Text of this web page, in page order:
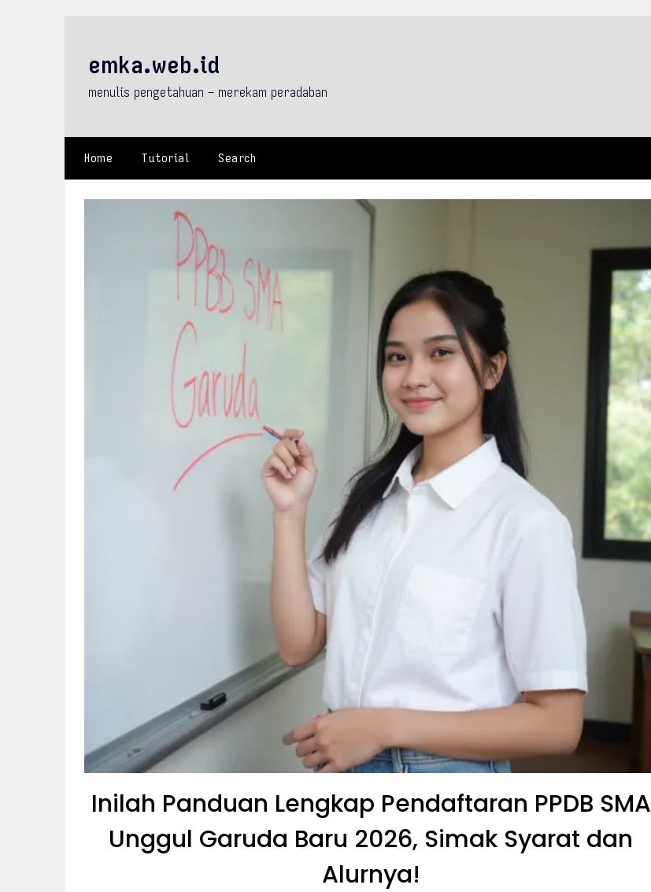
emka.web.id
menulis pengetahuan – merekam peradaban
Home Tutorial Search
Inilah Panduan Lengkap Pendaftaran PPDB SMA
Unggul Garuda Baru 2026, Simak Syarat dan
Alurnya!